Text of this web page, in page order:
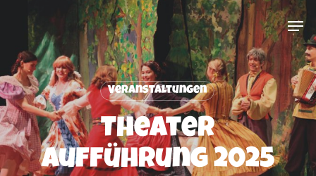
content
Veranstaltungen
Theater
Aufführung 2025
Menu